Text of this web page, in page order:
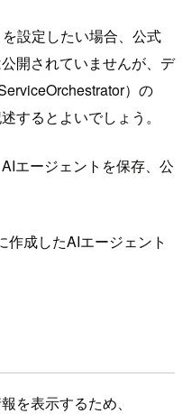
を設定したい場合、公式
開されていませんが、デ
）の
するとよいでしょう。
エージェントを保存、公
作成したAIエージェント
を表示するため、